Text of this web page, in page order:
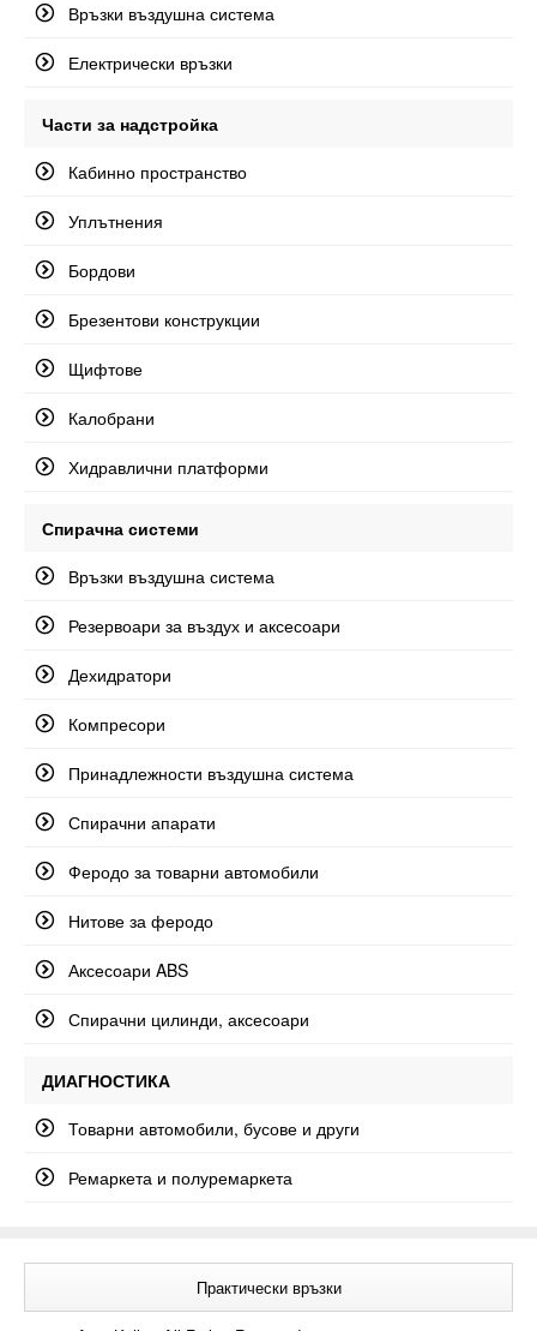
Връзки въздушна система
Електрически връзки
Части за надстройка
Кабинно пространство
Уплътнения
Бордови
Брезентови конструкции
Щифтове
Калобрани
Хидравлични платформи
Спирачна системи
Връзки въздушна система
Резервоари за въздух и аксесоари
Дехидратори
Компресори
Принадлежности въздушна система
Спирачни апарати
Феродо за товарни автомобили
Нитове за феродо
Аксесоари ABS
Спирачни цилинди, аксесоари
ДИАГНОСТИКА
Товарни автомобили, бусове и други
Ремаркета и полуремаркета
Практически връзки